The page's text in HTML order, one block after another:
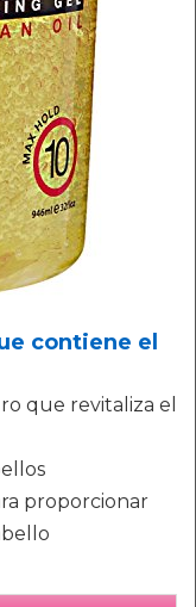
contiene el
que revitaliza el
proporcionar